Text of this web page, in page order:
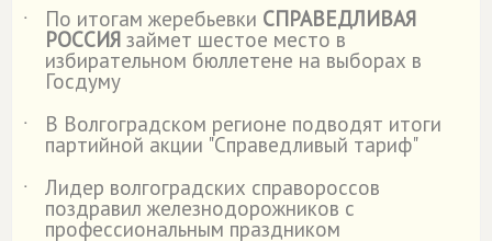
˙
По итогам жеребьевки СПРАВЕДЛИВАЯ
РОССИЯ займет шестое место в
избирательном бюллетене на выборах в
Госдуму
˙
В Волгоградском регионе подводят итоги
партийной акции "Справедливый тариф"
˙
Лидер волгоградских справороссов
поздравил железнодорожников с
профессиональным праздником